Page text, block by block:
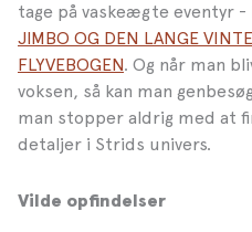
tage på vaskeægte eventyr -
JIMBO OG DEN LANGE
FLYVEBOGEN. Og når man
voksen, så kan man
man stopper aldrig med at
detaljer i Strids univers.
Vilde opfindelser